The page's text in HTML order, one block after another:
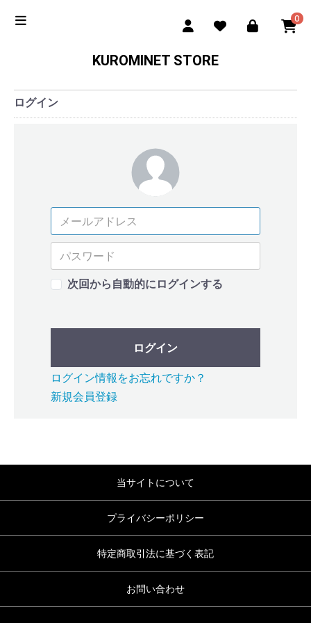
0
KUROMINET STORE
ログイン
次回から自動的にログインする
ログイン
ログイン情報をお忘れですか？
新規会員登録
当サイトについて
プライバシーポリシー
特定商取引法に基づく表記
お問い合わせ